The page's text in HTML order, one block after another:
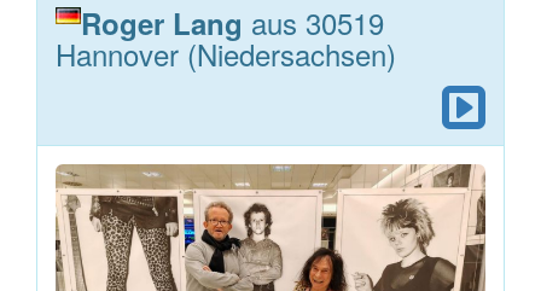
Roger Lang aus 30519
Hannover (Niedersachsen)